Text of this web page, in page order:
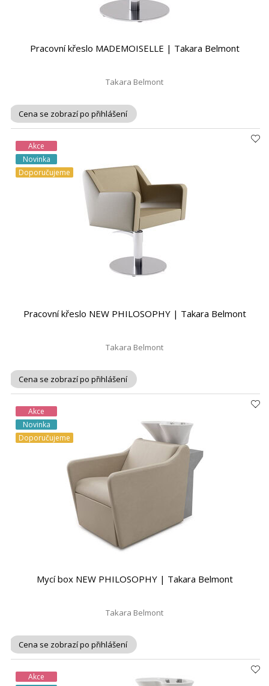
Pracovní křeslo MADEMOISELLE | Takara Belmont
Takara Belmont
Cena se zobrazí po přihlášení
Akce
Novinka
Doporučujeme
Pracovní křeslo NEW PHILOSOPHY | Takara Belmont
Takara Belmont
Cena se zobrazí po přihlášení
Akce
Novinka
Doporučujeme
Mycí box NEW PHILOSOPHY | Takara Belmont
Takara Belmont
Cena se zobrazí po přihlášení
Akce